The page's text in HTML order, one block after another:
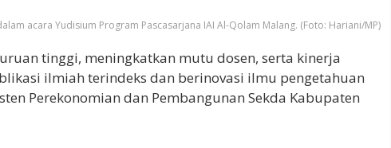
acara Yudisium Program Pascasarjana IAI Al-Qolam Malang. (Foto: Hariani/MP)
tinggi, meningkatkan mutu dosen, serta kinerja
ilmiah terindeks dan berinovasi ilmu pengetahuan
Perekonomian dan Pembangunan Sekda Kabupaten